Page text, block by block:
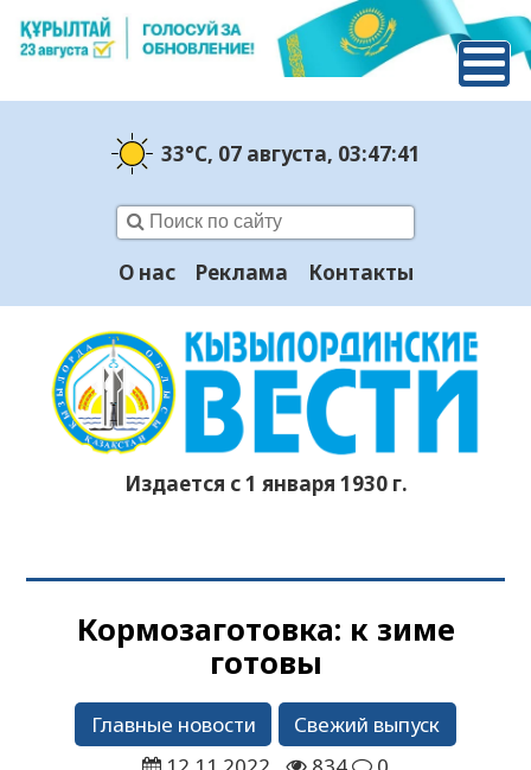
33°C, 07 августа, 03:47:42
О нас Реклама Контакты
Издается с 1 января 1930 г.
Кормозаготовка: к зиме
готовы
Главные новости
Свежий выпуск